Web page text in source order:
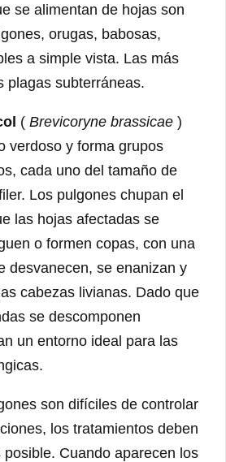
se alimentan de hojas son
orugas, babosas,
a simple vista. Las más
plagas subterráneas.
( Brevicoryne brassicae )
verdoso y forma grupos
cada uno del tamaño de
Los pulgones chupan el
las hojas afectadas se
o formen copas, con una
desvanecen, se enanizan y
cabezas livianas. Dado que
se descomponen
un entorno ideal para las
son difíciles de controlar
los tratamientos deben
Cuando aparecen los